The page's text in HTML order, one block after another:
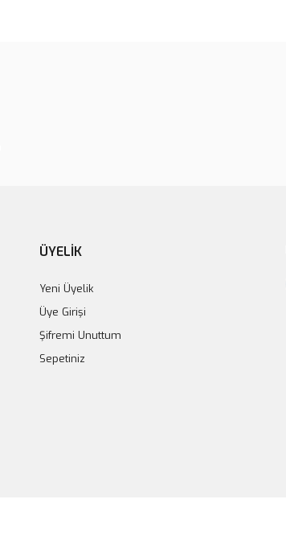
ÜYELİK
Yeni Üyelik
Üye Girişi
Şifremi Unuttum
Sepetiniz